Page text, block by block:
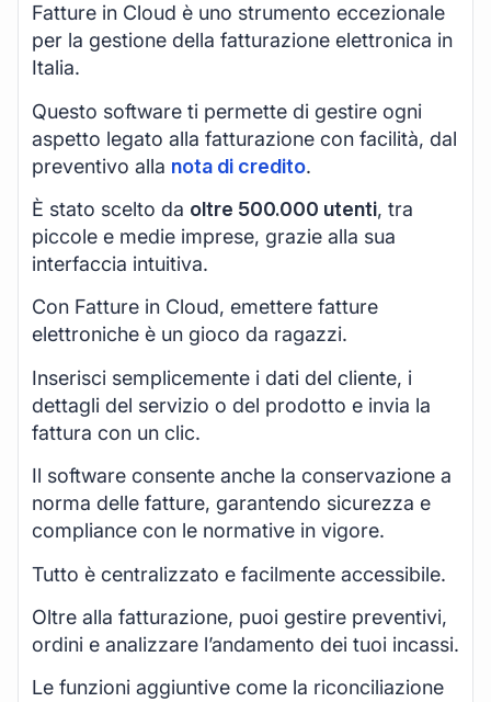
Fatture in Cloud è uno strumento eccezionale
per la gestione della fatturazione elettronica in
Italia.
Questo software ti permette di gestire ogni
aspetto legato alla fatturazione con facilità, dal
preventivo alla nota di credito.
È stato scelto da oltre 500.000 utenti, tra
piccole e medie imprese, grazie alla sua
interfaccia intuitiva.
Con Fatture in Cloud, emettere fatture
elettroniche è un gioco da ragazzi.
Inserisci semplicemente i dati del cliente, i
dettagli del servizio o del prodotto e invia la
fattura con un clic.
Il software consente anche la conservazione a
norma delle fatture, garantendo sicurezza e
compliance con le normative in vigore.
Tutto è centralizzato e facilmente accessibile.
Oltre alla fatturazione, puoi gestire preventivi,
ordini e analizzare l’andamento dei tuoi incassi.
Le funzioni aggiuntive come la riconciliazione